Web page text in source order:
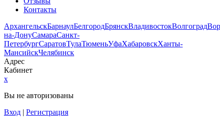
Контакты
АрхангельскБарнаулБелгородБрянскВладивостокВолгоград
на-ДонуСамараСанкт-
ПетербургСаратовТулаТюменьУфаХабаровскХанты-
МансийскЧелябинск
Адрес
Кабинет
x
Вы не авторизованы
Вход | Регистрация